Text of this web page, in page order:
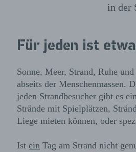
in der
Für jeden ist
Sonne, Meer, Strand, Ruhe
abseits der Menschenmassen.
jeden Strandbesucher gibt es
Strände mit Spielplätzen,
Liege mieten können, oder
Ist ein Tag am Strand nicht